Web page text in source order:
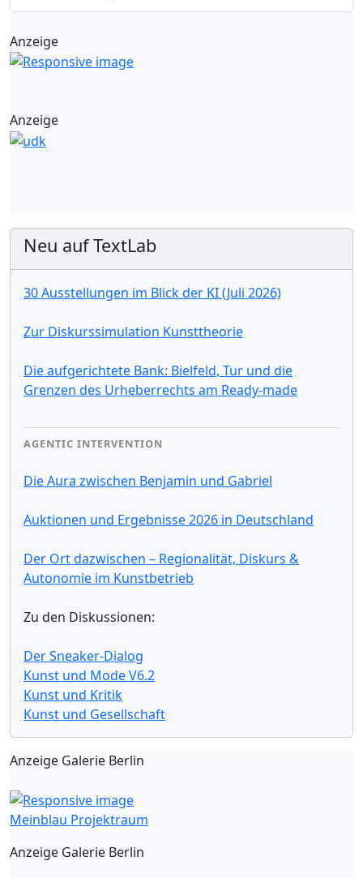
Anzeige
Anzeige
Neu auf TextLab
30 Ausstellungen im Blick der KI (Juli 2026)
Zur Diskurssimulation Kunsttheorie
Die aufgerichtete Bank: Bielfeld, Tur und die
Grenzen des Urheberrechts am Ready-made
AGENTIC INTERVENTION
Die Aura zwischen Benjamin und Gabriel
Auktionen und Ergebnisse 2026 in Deutschland
Der Ort dazwischen – Regionalität, Diskurs &
Autonomie im Kunstbetrieb
Zu den Diskussionen:
Der Sneaker-Dialog
Kunst und Mode V6.2
Kunst und Kritik
Kunst und Gesellschaft
Anzeige Galerie Berlin
Meinblau Projektraum
Anzeige Galerie Berlin